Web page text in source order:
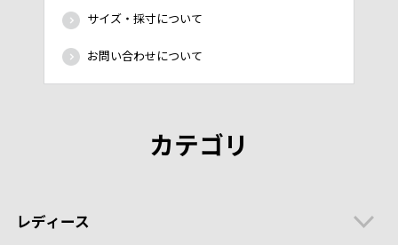
サイズ・採寸について
お問い合わせについて
カテゴリ
レディース